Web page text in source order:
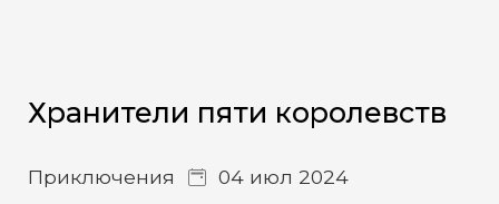
Хранители пяти королевств
Приключения 04 июл 2024